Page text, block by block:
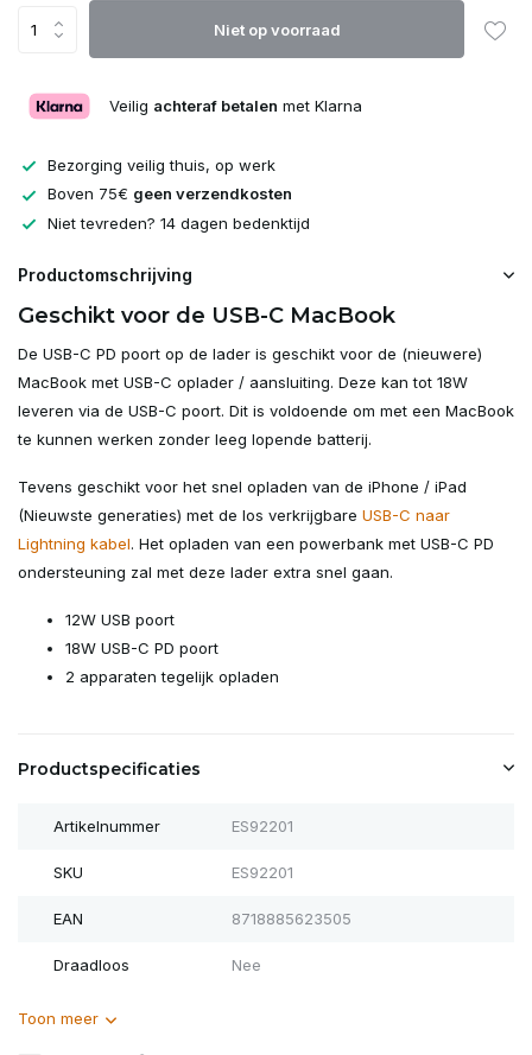
Niet op voorraad
Veilig achteraf betalen met Klarna
Bezorging veilig thuis, op werk
Boven 75€ geen verzendkosten
Niet tevreden? 14 dagen bedenktijd
Productomschrijving
Geschikt voor de USB-C MacBook
De USB-C PD poort op de lader is geschikt voor de (nieuwere)
MacBook met USB-C oplader / aansluiting. Deze kan tot 18W
leveren via de USB-C poort. Dit is voldoende om met een MacBook
te kunnen werken zonder leeg lopende batterij.
Tevens geschikt voor het snel opladen van de iPhone / iPad
(Nieuwste generaties) met de los verkrijgbare USB-C naar
Lightning kabel. Het opladen van een powerbank met USB-C PD
ondersteuning zal met deze lader extra snel gaan.
12W USB poort
18W USB-C PD poort
2 apparaten tegelijk opladen
Productspecificaties
Artikelnummer ES92201
SKU ES92201
EAN 8718885623505
Draadloos Nee
Toon meer